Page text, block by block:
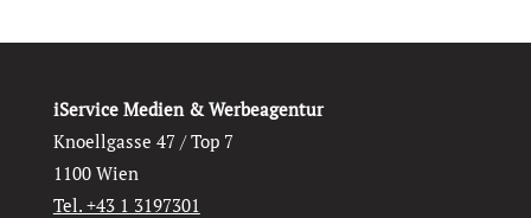
iService Medien & Werbeagentur
Knoellgasse 47 / Top 7
1100 Wien
Tel. +43 1 3197301